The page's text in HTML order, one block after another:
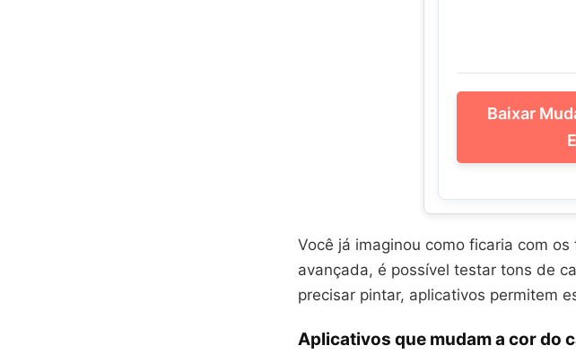
Baixar
Você já imaginou como ficaria com
avançada, é possível testar tons de
precisar pintar, aplicativos permitem
Aplicativos que mudam a cor do